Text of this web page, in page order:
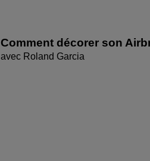
Comment décorer son
avec Roland Garcia